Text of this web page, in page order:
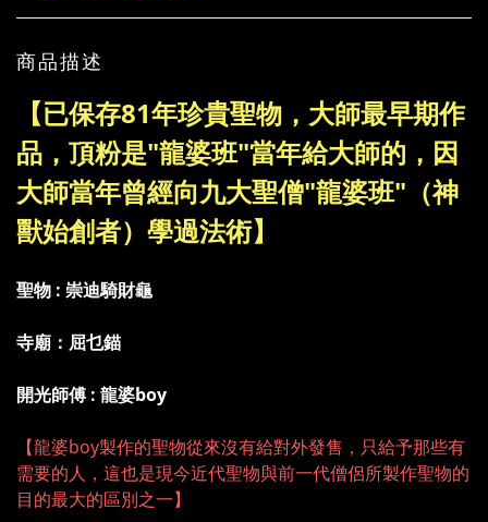
商品描述
【已保存81年珍貴聖物，大師最早期作
品，頂粉是"龍婆班"當年給大師的，因
大師當年曾經向九大聖僧"龍婆班"（神
獸始創者）學過法術】
聖物 : 崇迪騎財龜
寺廟：屈乜錨
開光師傅 : 龍婆boy
【龍婆boy製作的聖物從來沒有給對外發售，只給予那些有
需要的人，這也是現今近代聖物與前一代僧侶所製作聖物的
目的最大的區別之一】